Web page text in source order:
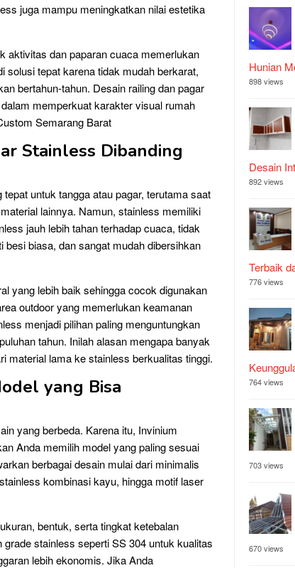
juga mampu meningkatkan nilai estetika
aktivitas dan paparan cuaca memerlukan
solusi tepat karena tidak mudah berkarat,
bertahun-tahun. Desain railing dan pagar
memperkuat karakter visual rumah
Semarang Barat
Stainless Dibanding
untuk tangga atau pagar, terutama saat
lainnya. Namun, stainless memiliki
jauh lebih tahan terhadap cuaca, tidak
biasa, dan sangat mudah dibersihkan
yang lebih baik sehingga cocok digunakan
outdoor yang memerlukan keamanan
menjadi pilihan paling menguntungkan
tahun. Inilah alasan mengapa banyak
material lama ke stainless berkualitas tinggi.
yang Bisa
yang berbeda. Karena itu, Invinium
Anda memilih model yang paling sesuai
berbagai desain mulai dari minimalis
kombinasi kayu, hingga motif laser
bentuk, serta tingkat ketebalan
stainless seperti SS 304 untuk kualitas
lebih ekonomis. Jika Anda
Hunian
898 views
Desain
892 views
Terbaik
776 views
764 views
703 views
670 views